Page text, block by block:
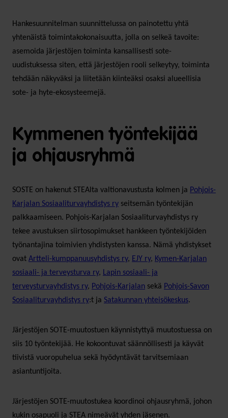
Hankesuunnitelman suunnittelussa on painotettu yhtä
yhtenäistä toimintakokonaisuutta, jolla on selkeä tavoite:
asemoida järjestöjen toiminta kansallisesti sote-
uudistuksessa siten, että järjestöjen rooli selkeytyy, toiminta
tehdään näkyväksi ja liitetään kiinteäksi osaksi alueellisia
sote- ja hyte-ekosysteemejä.
Kymmenen työntekijää
ja ohjausryhmä
SOSTE on hakenut STEAlta valtionavustusta kolmen ja Pohjois-
Karjalan Sosiaaliturvayhdistys ry seitsemän työntekijän
palkkaamiseen. Pohjois-Karjalan Sosiaaliturvayhdistys ry
tekee avustuksen siirtosopimukset hankkeen työntekijöiden
työnantajina toimivien yhdistysten kanssa. Nämä yhdistykset
ovat Artteli-kumppanuusyhdistys ry, EJY ry, Kymen-Karjalan
sosiaali- ja terveysturva ry, Lapin sosiaali- ja
terveysturvayhdistys ry, Pohjois-Karjalan sekä Pohjois-Savon
Sosiaaliturvayhdistys ry:t ja Satakunnan yhteisökeskus.
Järjestöjen SOTE-muutostuen käynnistyttyä muutostuessa on
siis 10 työntekijää. He kokoontuvat säännöllisesti ja käyvät
tiivistä vuoropuhelua sekä hyödyntävät tarvitsemiaan
asiantuntijoita.
Järjestöjen SOTE-muutostukea koordinoi ohjausryhmä, johon
kukin osapuoli ja STEA nimeävät yhden jäsenen.